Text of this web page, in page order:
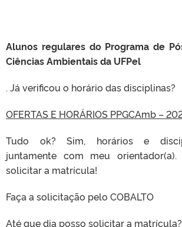
Alunos regulares do Programa de
Ciências Ambientais da UFPel
. Já verificou o horário das disciplinas?
OFERTAS E HORÁRIOS PPGCAmb –
Tudo ok? Sim, horários e
juntamente com meu
solicitar a matrícula!
Faça a solicitação pelo COBALTO
Até que dia posso solicitar a matrícula?